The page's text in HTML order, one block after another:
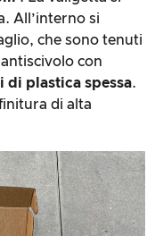
All’interno si
che sono tenuti
con
di plastica spessa.
di alta